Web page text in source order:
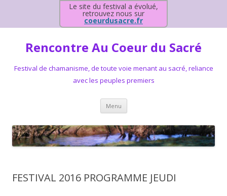
Le site du festival a évolué,
retrouvez nous sur
coeurdusacre.fr
Rencontre Au Coeur du Sacré
Festival de chamanisme, de toute voie menant au sacré, reliance
avec les peuples premiers
Menu Aller au contenu principal
FESTIVAL 2016 PROGRAMME JEUDI